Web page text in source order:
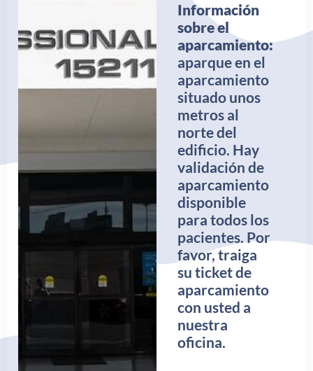
Información
sobre el
aparcamiento:
aparque en el
aparcamiento
situado unos
metros al
norte del
edificio. Hay
validación de
aparcamiento
disponible
para todos los
pacientes. Por
favor, traiga
su ticket de
aparcamiento
con usted a
nuestra
oficina.